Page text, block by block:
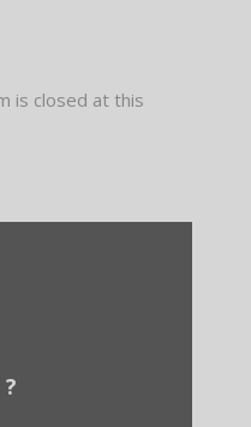
is closed at this